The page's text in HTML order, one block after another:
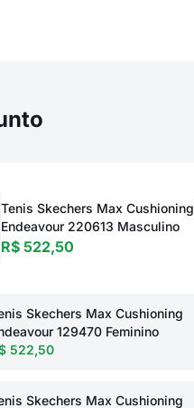
Tenis Skechers Max Cushioning
Endeavour 220613 Masculino
R$ 522,50
Skechers Max Cushioning
129470 Feminino
522,50
Skechers Max Cushioning